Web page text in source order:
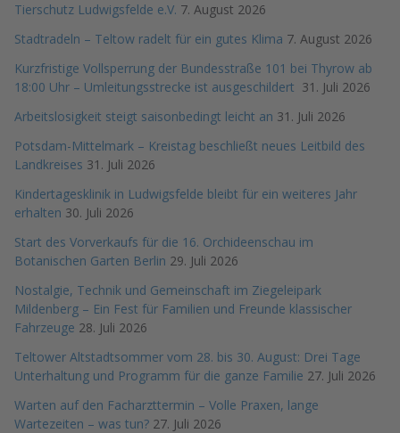
Tierschutz Ludwigsfelde e.V. 7. August 2026
Stadtradeln – Teltow radelt für ein gutes Klima 7. August 2026
Kurzfristige Vollsperrung der Bundesstraße 101 bei Thyrow ab
18:00 Uhr – Umleitungsstrecke ist ausgeschildert 31. Juli 2026
Arbeitslosigkeit steigt saisonbedingt leicht an 31. Juli 2026
Potsdam-Mittelmark – Kreistag beschließt neues Leitbild des
Landkreises 31. Juli 2026
Kindertagesklinik in Ludwigsfelde bleibt für ein weiteres Jahr
erhalten 30. Juli 2026
Start des Vorverkaufs für die 16. Orchideenschau im
Botanischen Garten Berlin 29. Juli 2026
Nostalgie, Technik und Gemeinschaft im Ziegeleipark
Mildenberg – Ein Fest für Familien und Freunde klassischer
Fahrzeuge 28. Juli 2026
Teltower Altstadtsommer vom 28. bis 30. August: Drei Tage
Unterhaltung und Programm für die ganze Familie 27. Juli 2026
Warten auf den Facharzttermin – Volle Praxen, lange
Wartezeiten – was tun? 27. Juli 2026